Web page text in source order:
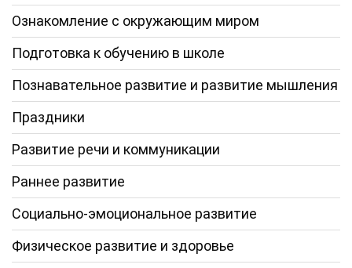
Ознакомление с окружающим миром
Подготовка к обучению в школе
Познавательное развитие и развитие мышления
Праздники
Развитие речи и коммуникации
Раннее развитие
Социально-эмоциональное развитие
Физическое развитие и здоровье